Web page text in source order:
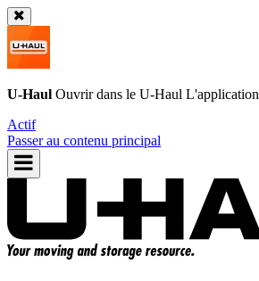
U-Haul Ouvrir dans le U-Haul L'application
Actif
Passer au contenu principal